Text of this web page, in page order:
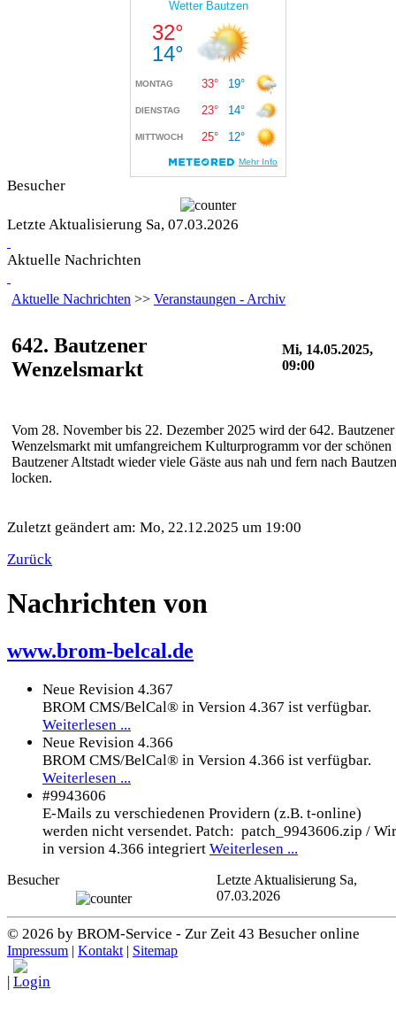
Besucher
Letzte Aktualisierung Sa, 07.03.2026
Aktuelle Nachrichten
Aktuelle Nachrichten >> Veranstaungen - Archiv
642. Bautzener
Wenzelsmarkt
Mi, 14.05.2025,
09:00
Vom 28. November bis 22. Dezember 2025 wird der 642. Bautzener
Wenzelsmarkt mit umfangreichem Kulturprogramm vor der schönen
Bautzener Altstadt wieder viele Gäste aus nah und fern nach Bautzen
locken.
Zuletzt geändert am: Mo, 22.12.2025 um 19:00
Zurück
Nachrichten von
www.brom-belcal.de
Neue Revision 4.367
BROM CMS/BelCal® in Version 4.367 ist verfügbar.
Weiterlesen ...
Neue Revision 4.366
BROM CMS/BelCal® in Version 4.366 ist verfügbar.
Weiterlesen ...
#9943606
E-Mails zu verschiedenen Providern (z.B. t-online)
werden nicht versendet. Patch: patch_9943606.zip /
in version 4.366 integriert Weiterlesen ...
Besucher
Letzte Aktualisierung Sa,
07.03.2026
© 2026 by BROM-Service - Zur Zeit 43 Besucher online
Impressum | Kontakt | Sitemap
|